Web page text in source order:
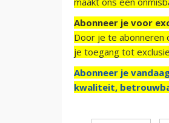
Abonneer je voor
Door je te abonneren
je toegang tot
Abonneer je
kwaliteit,